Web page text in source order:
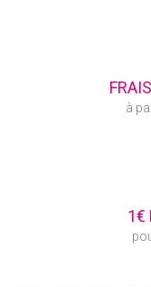
à
1€